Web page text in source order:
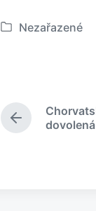
P
k
Nezařazené
P
ř
dovolená